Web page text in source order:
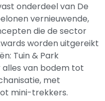
onderdeel van De
vernieuwende,
die de sector
worden uitgereikt
Tuin & Park
van bodem tot
met
mini-trekkers.